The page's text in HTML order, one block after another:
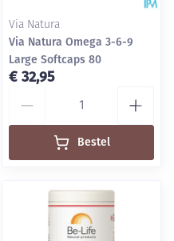
Via Natura
Via Natura Omega 3-6-9
Large Softcaps 80
€ 32,95
Bestel